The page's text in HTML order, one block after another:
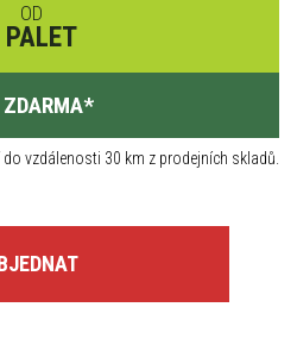
OD
ZDARMA*
vzdálenosti 30 km z prodejních skladů.